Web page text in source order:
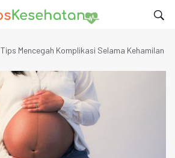
Tips Mencegah Komplikasi Selama Kehamilan